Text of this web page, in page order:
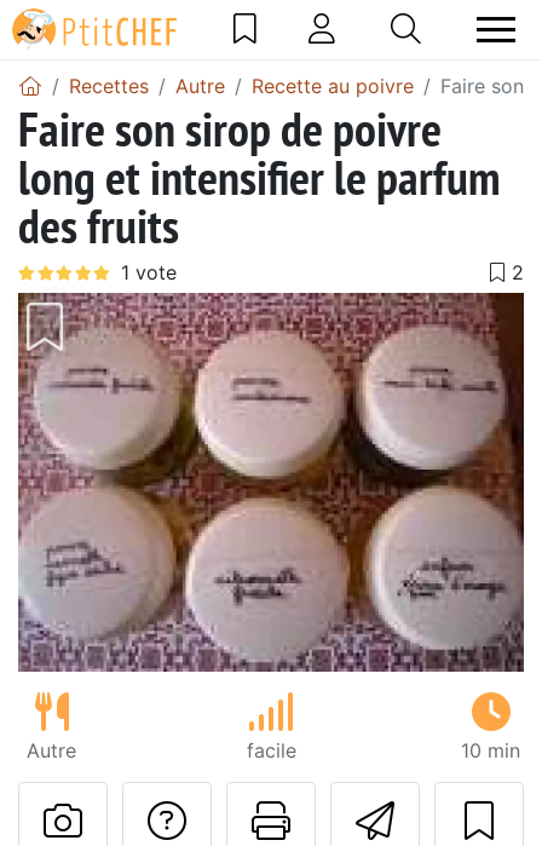
Recettes Autre Recette au poivre Faire son
Faire son sirop de poivre
long et intensifier le parfum
des fruits
Autre facile 10 min
Imprimer
Poser une